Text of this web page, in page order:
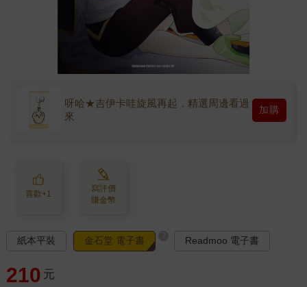
呀哈★吉伊卡哇旋風再起，精選周邊看過
來
加購
喜歡+1
寫評價
賺金幣
紙本平裝 金石堂 電子書 Readmoo 電子書
210 元